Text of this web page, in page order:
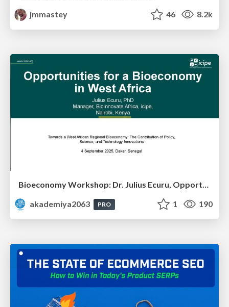
jmmastey
46 8.2k
Bioeconomy Workshop: Dr. Julius Ecuru, Opportunities for a Bioeconomy in West Africa
akademiya2063
PRO 1 190